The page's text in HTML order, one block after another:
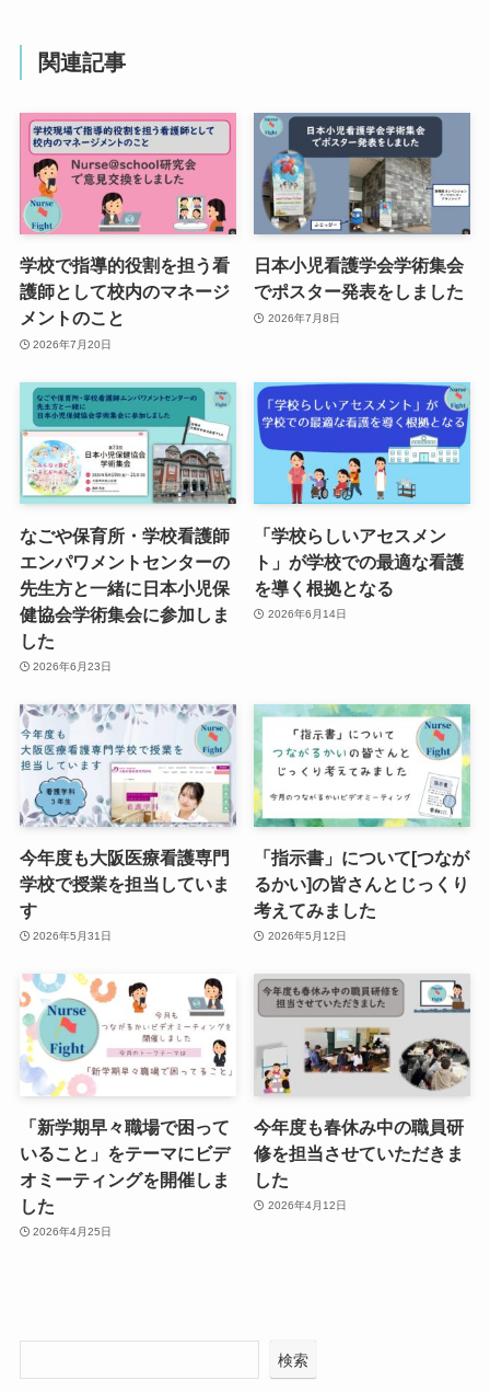
関連記事
学校で指導的役割を担う看
護師として校内のマネージ
メントのこと
2026年7月20日
日本小児看護学会学術集会
でポスター発表をしました
2026年7月8日
なごや保育所・学校看護師
エンパワメントセンターの
先生方と一緒に日本小児保
健協会学術集会に参加しま
した
2026年6月23日
「学校らしいアセスメン
ト」が学校での最適な看護
を導く根拠となる
2026年6月14日
今年度も大阪医療看護専門
学校で授業を担当していま
す
2026年5月31日
「指示書」について[つなが
るかい]の皆さんとじっくり
考えてみました
2026年5月12日
「新学期早々職場で困って
いること」をテーマにビデ
オミーティングを開催しま
した
2026年4月25日
今年度も春休み中の職員研
修を担当させていただきま
した
2026年4月12日
検索